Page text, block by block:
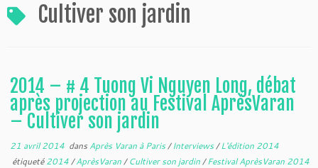
Cultiver son jardin
2014 – # 4 Tuong Vi Nguyen Long, débat
après projection au Festival AprèsVaran
– Cultiver son jardin
21 avril 2014 dans Après Varan à Paris/Interviews/L'édition 2014
étiqueté2014/AprèsVaran/Cultiver son jardin/Festival AprèsVaran 2014